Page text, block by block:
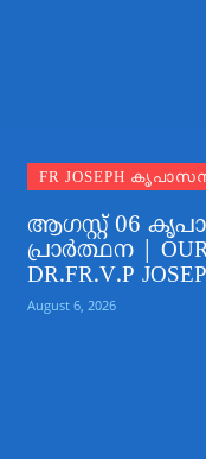
FR JOSEPH
ആഗസ്റ്റ് 06
പ്രാർത്ഥന | OUR
DR.FR.V.P
August 6, 2026